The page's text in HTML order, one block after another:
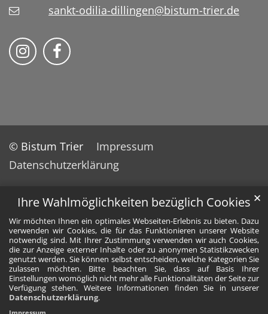
Ihre Wahlmöglichkeiten bezüglich Cookies
Wir möchten Ihnen ein optimales Webseiten-Erlebnis zu bieten. Dazu
verwenden wir Cookies, die für das Funktionieren unserer Website
notwendig sind. Mit Ihrer Zustimmung verwenden wir auch Cookies,
die zur Anzeige externer Inhalte oder zu anonymen Statistikzwecken
genutzt werden. Sie können selbst entscheiden, welche Kategorien Sie
zulassen möchten. Bitte beachten Sie, dass auf Basis Ihrer
Einstellungen womöglich nicht mehr alle Funktionalitäten der Seite zur
Verfügung stehen. Weitere Informationen finden Sie in unserer
Datenschutzerklärung.
✕
sankt-odilia-dillingen@bistum-trier.de
Bistum Trier auf Instragram
Bistum Trier auf Facebook
© Bistum Trier
Impressum
Datenschutzerklärung